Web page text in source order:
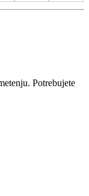
Potrebujete